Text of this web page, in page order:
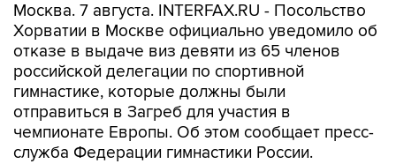
Москва. 7 августа. INTERFAX.RU - Посольство
Хорватии в Москве официально уведомило об
отказе в выдаче виз девяти из 65 членов
российской делегации по спортивной
гимнастике, которые должны были
отправиться в Загреб для участия в
чемпионате Европы. Об этом сообщает пресс-
служба Федерации гимнастики России.